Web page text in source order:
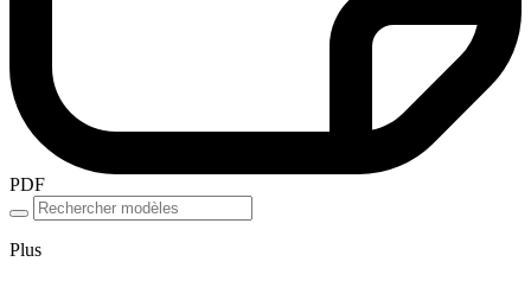
PDF
Plus